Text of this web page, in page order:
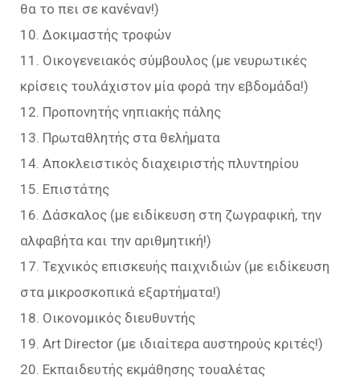
θα το πει σε κανέναν!)
10. Δοκιμαστής τροφών
11. Οικογενειακός σύμβουλος (με νευρωτικές
κρίσεις τουλάχιστον μία φορά την εβδομάδα!)
12. Προπονητής νηπιακής πάλης
13. Πρωταθλητής στα θελήματα
14. Αποκλειστικός διαχειριστής πλυντηρίου
15. Επιστάτης
16. Δάσκαλος (με ειδίκευση στη ζωγραφική, την
αλφαβήτα και την αριθμητική!)
17. Τεχνικός επισκευής παιχνιδιών (με ειδίκευση
στα μικροσκοπικά εξαρτήματα!)
18. Οικονομικός διευθυντής
19. Art Director (με ιδιαίτερα αυστηρούς κριτές!)
20. Εκπαιδευτής εκμάθησης τουαλέτας